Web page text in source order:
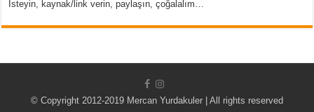
İsteyin, kaynak/link verin, paylaşın, çoğalalım…
© Copyright 2012-2019 Mercan Yurdakuler | All rights reserved